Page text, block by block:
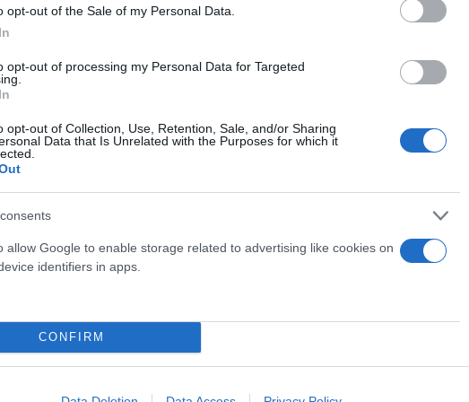
opt-out of the Sale of my Personal Data.
opt-out of processing my Personal Data for Targeted
opt-out of Collection, Use, Retention, Sale, and/or Sharing
Data that Is Unrelated with the Purposes for which it
allow Google to enable storage related to advertising like cookies on
identifiers in apps.
CONFIRM
στην παρουσίαση του
(video)
Skin dysmorphia: Όταν η εμμονή με το
ψυχικής υγείας